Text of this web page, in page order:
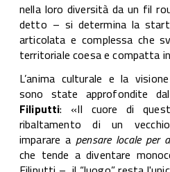
nella loro diversità da un fil
detto – si determina la
articolata e complessa che
territoriale coesa e compatta
L’anima culturale e la
sono state approfondite
Filiputti: «Il cuore di
ribaltamento di un
imparare apensare locale per
che tende a diventare